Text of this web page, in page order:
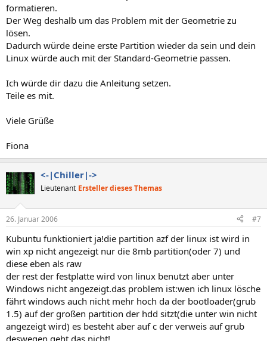
formatieren.
Der Weg deshalb um das Problem mit der Geometrie zu
lösen.
Dadurch würde deine erste Partition wieder da sein und dein
Linux würde auch mit der Standard-Geometrie passen.
Ich würde dir dazu die Anleitung setzen.
Teile es mit.
Viele Grüße
Fiona
<-|Chiller|->
Lieutenant Ersteller dieses Themas
26. Januar 2006 #7
Kubuntu funktioniert ja!die partition azf der linux ist wird in
win xp nicht angezeigt nur die 8mb partition(oder 7) und
diese eben als raw
der rest der festplatte wird von linux benutzt aber unter
Windows nicht angezeigt.das problem ist:wen ich linux lösche
fährt windows auch nicht mehr hoch da der bootloader(grub
1.5) auf der großen partition der hdd sitzt(die unter win nicht
angezeigt wird) es besteht aber auf c der verweis auf grub
deswegen geht das nicht!